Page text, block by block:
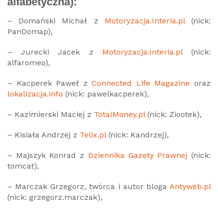
– Domański Michał z Motoryzacja.Interia.pl(nick:
PanDomap),
– Jurecki Jacek z Motoryzacja.Interia.pl(nick:
alfaromeo),
– Kacperek Paweł zConnected Life Magazineoraz
lokalizacja.info (nick: pawelkacperek),
– Kazimierski Maciej z TotalMoney.pl(nick: Ziootek),
– Kisiała Andrzej z Telix.pl(nick: Kandrzej),
– Majszyk Konrad z Dziennika Gazety Prawnej(nick:
tomcat),
– Marczak Grzegorz, twórca i autor bloga Antyweb.pl
(nick: grzegorz.marczak),